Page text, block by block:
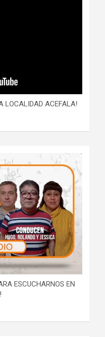
LOCALIDAD ACEFALA!
ESCUCHARNOS EN